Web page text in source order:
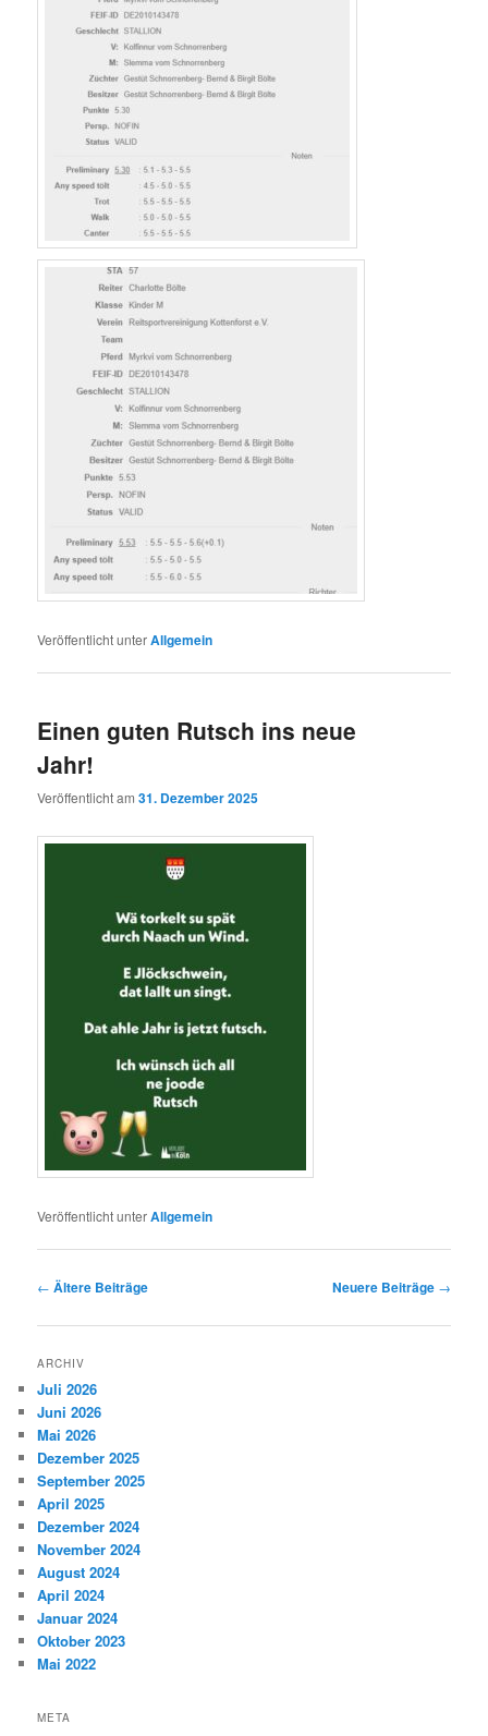
Veröffentlicht unterAllgemein
Einen guten Rutsch ins neue
Jahr!
Veröffentlicht am31. Dezember 2025
Veröffentlicht unterAllgemein
Beitragsnavigation
← Ältere Beiträge Neuere Beiträge →
ARCHIV
Juli 2026
Juni 2026
Mai 2026
Dezember 2025
September 2025
April 2025
Dezember 2024
November 2024
August 2024
April 2024
Januar 2024
Oktober 2023
Mai 2022
META